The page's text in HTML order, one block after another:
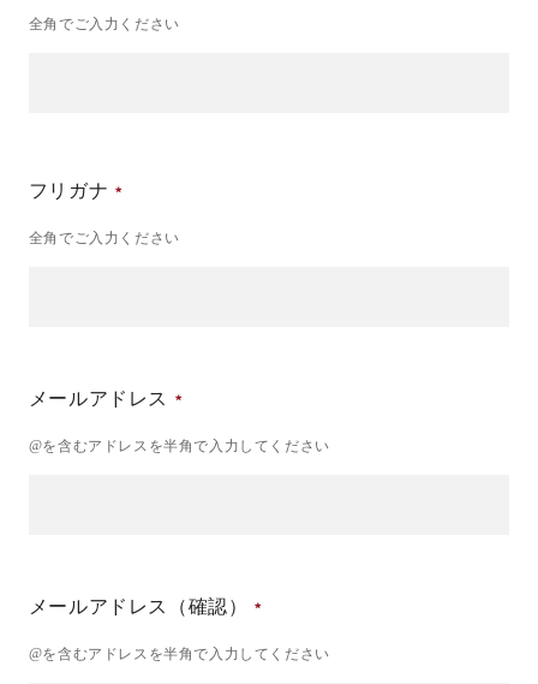
全角でご入力ください
フリガナ
全角でご入力ください
メールアドレス
@を含むアドレスを半角で入力してください
メールアドレス（確認）
@を含むアドレスを半角で入力してください